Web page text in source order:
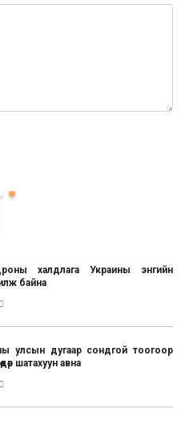
халдлага Украины энгийн
байна
улсын дугаар сондгой тоогоор
шатахуун авна